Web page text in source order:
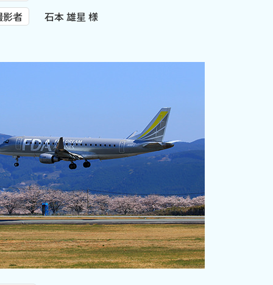
影者
石本 雄星 様